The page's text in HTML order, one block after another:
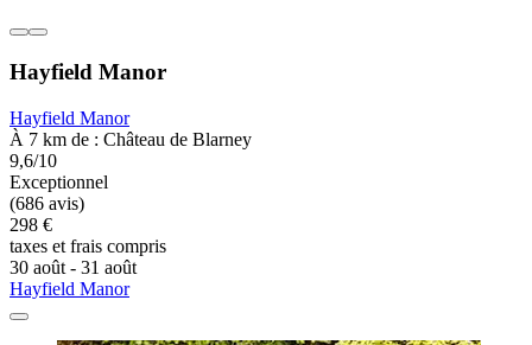
Hayfield Manor
Hayfield Manor
À 7 km de : Château de Blarney
9,6/10
Exceptionnel
(686 avis)
298 €
taxes et frais compris
30 août - 31 août
Hayfield Manor